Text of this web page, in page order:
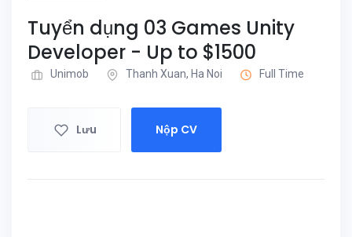
Tuyển dụng 03 Games Unity
Developer - Up to $1500
Unimob Thanh Xuan, Ha Noi Full Time
Lưu Nộp CV